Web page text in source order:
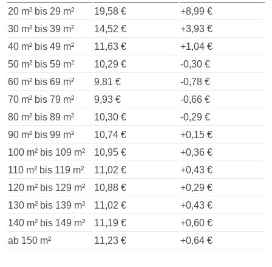
20 m² bis 29 m²
19,58 €
+8,99 €
30 m² bis 39 m²
14,52 €
+3,93 €
40 m² bis 49 m²
11,63 €
+1,04 €
50 m² bis 59 m²
10,29 €
-0,30 €
60 m² bis 69 m²
9,81 €
-0,78 €
70 m² bis 79 m²
9,93 €
-0,66 €
80 m² bis 89 m²
10,30 €
-0,29 €
90 m² bis 99 m²
10,74 €
+0,15 €
100 m² bis 109 m²
10,95 €
+0,36 €
110 m² bis 119 m²
11,02 €
+0,43 €
120 m² bis 129 m²
10,88 €
+0,29 €
130 m² bis 139 m²
11,02 €
+0,43 €
140 m² bis 149 m²
11,19 €
+0,60 €
ab 150 m²
11,23 € +0,64 €